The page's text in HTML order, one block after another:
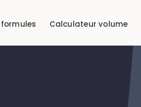
formules Calculateur volume